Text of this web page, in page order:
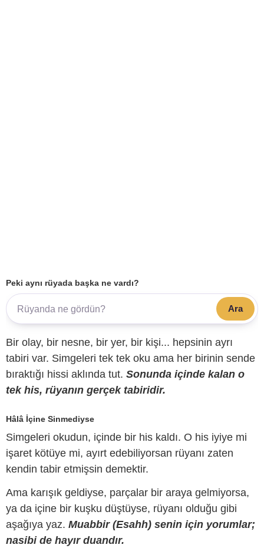
Peki aynı rüyada başka ne vardı?
Ara
Bir olay, bir nesne, bir yer, bir kişi... hepsinin ayrı
tabiri var. Simgeleri tek tek oku ama her birinin sende
bıraktığı hissi aklında tut. Sonunda içinde kalan o
tek his, rüyanın gerçek tabiridir.
Hâlâ İçine Sinmediyse
Simgeleri okudun, içinde bir his kaldı. O his iyiye mi
işaret kötüye mi, ayırt edebiliyorsan rüyanı zaten
kendin tabir etmişsin demektir.
Ama karışık geldiyse, parçalar bir araya gelmiyorsa,
ya da içine bir kuşku düştüyse, rüyanı olduğu gibi
aşağıya yaz. Muabbir (Esahh) senin için yorumlar;
nasibi de hayır duandır.